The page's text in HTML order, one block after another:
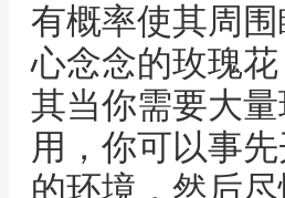
有概率使其周
心念念的玫瑰
其当你需要大
用，你可以事
的环境，然后